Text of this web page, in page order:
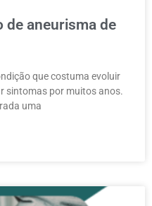
de aneurisma de
que costuma evoluir
sintomas por muitos anos.
uma